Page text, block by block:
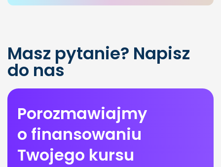
Masz pytanie? Napisz
do nas
Porozmawiajmy
o finansowaniu
Twojego kursu